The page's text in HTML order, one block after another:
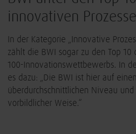
innovativen
In der Kategorie „Innovative
zählt die BWI sogar zu den Top 10
100-Innovationswettbewerbs. In
es dazu: „Die BWI ist hier auf
überdurchschnittlichen Niveau
vorbildlicher Weise.“